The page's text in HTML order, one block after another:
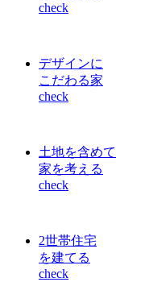
check
デザインに
こだわる家
check
土地を含めて
家を考える
check
2世帯住宅
を建てる
check